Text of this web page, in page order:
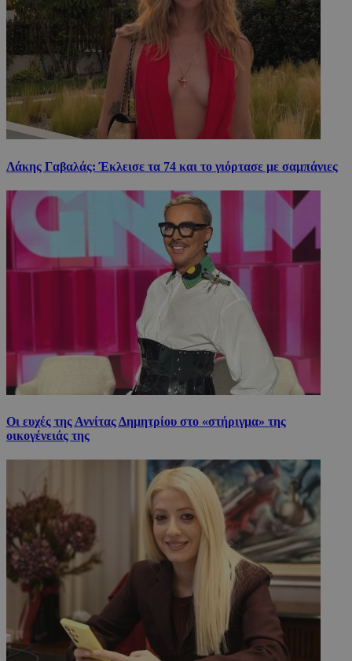
Λάκης Γαβαλάς: Έκλεισε τα 74 και το γιόρτασε με σαμπάνιες
Οι ευχές της Αννίτας Δημητρίου στο «στήριγμα» της
οικογένειάς της